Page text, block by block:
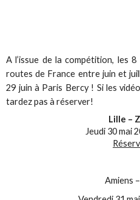
A l’issue de la compétition, les
routes de France entre juin et
29 juin à Paris Bercy ! Si les
tardez pas à réserver!
Lille –
Jeudi 30 mai
Amiens